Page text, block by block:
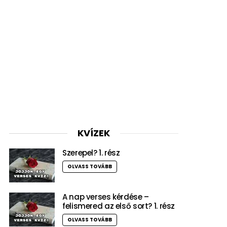
KVÍZEK
Szerepel? 1. rész
OLVASS TOVÁBB
A nap verses kérdése –
felismered az első sort? 1. rész
OLVASS TOVÁBB